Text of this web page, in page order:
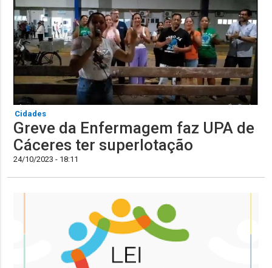
Cidades
Greve da Enfermagem faz UPA de
Cáceres ter superlotação
24/10/2023 - 18:11